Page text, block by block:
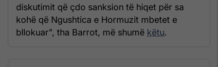
diskutimit që çdo sanksion të hiqet për sa
kohë që Ngushtica e Hormuzit mbetet e
bllokuar", tha Barrot, më shumë këtu.